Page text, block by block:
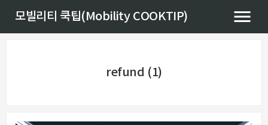
모빌리티 쿡팁(Mobility COOKTIP)
refund (1)